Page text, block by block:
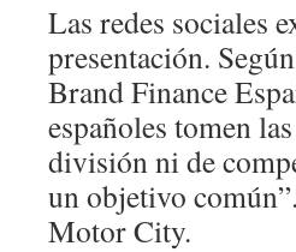
Las redes sociales
presentación.
Brand Finance
españoles tomen
división ni de
un objetivo
Motor City.